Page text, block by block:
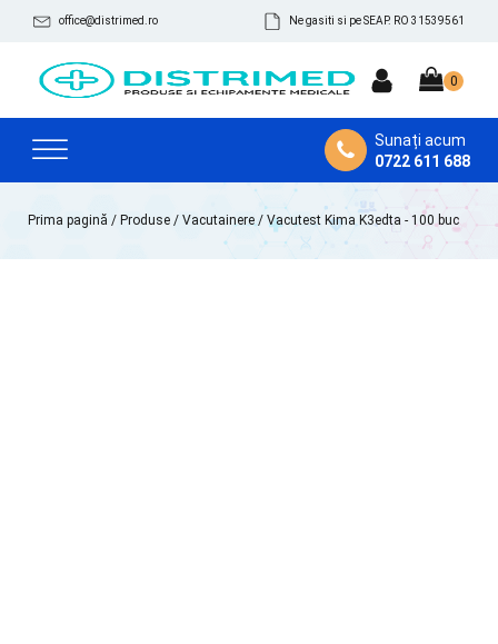
office@distrimed.ro Ne gasiti si pe SEAP. RO 31539561
Sunați acum
0722 611 688
Prima pagină / Produse / Vacutainere/ Vacutest Kima K3edta - 100 buc